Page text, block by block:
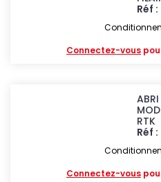
Réf
Connectez-vous
RTK
Réf
Connectez-vous